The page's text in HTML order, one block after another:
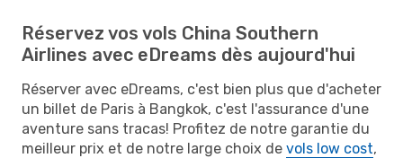
Réservez vos vols China Southern
Airlines avec eDreams dès aujourd'hui
Réserver avec eDreams, c'est bien plus que d'acheter
un billet de Paris à Bangkok, c'est l'assurance d'une
aventure sans tracas! Profitez de notre garantie du
meilleur prix et de notre large choix de vols low cost,